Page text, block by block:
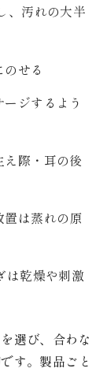
、汚れの大半
せる
ージするよう
え際・耳の後
置は蒸れの原
は乾燥や刺激
選び、合わな
す。製品ごと